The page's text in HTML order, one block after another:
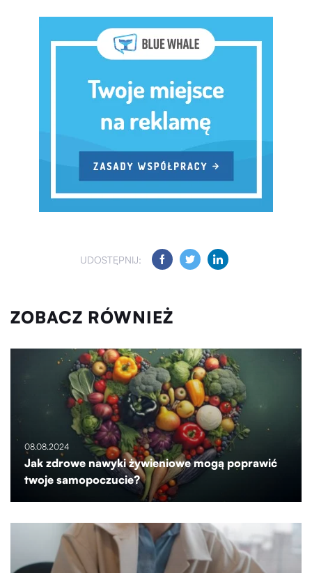
UDOSTĘPNIJ:
ZOBACZ RÓWNIEŻ
08.08.2024
Jak zdrowe nawyki żywieniowe mogą poprawić
twoje samopoczucie?